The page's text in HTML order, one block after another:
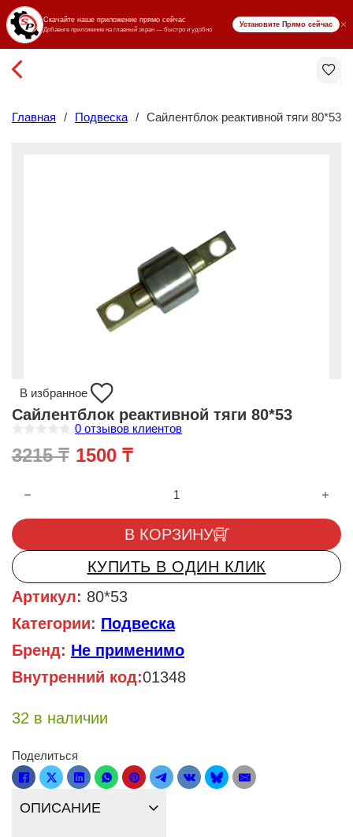
₸ KZT
Главная / Подвеска / Сайлентблок реактивной тяги 80*53
В избранное
Сайлентблок реактивной тяги 80*53
ц
е
и
з
5
0 отзывов клиентов
3215₸ Первоначальная цена
1500 ₸Текущая цена: 1500 ₸.
Количество товара Сайлентблок реактивной тяги 80*53
В КОРЗИНУ
КУПИТЬ В ОДИН КЛИК
Артикул: 80*53
Категории: Подвеска
Бренд: Не применимо
Внутренний код:01348
32 в наличии
Поделиться
ОПИСАНИЕ